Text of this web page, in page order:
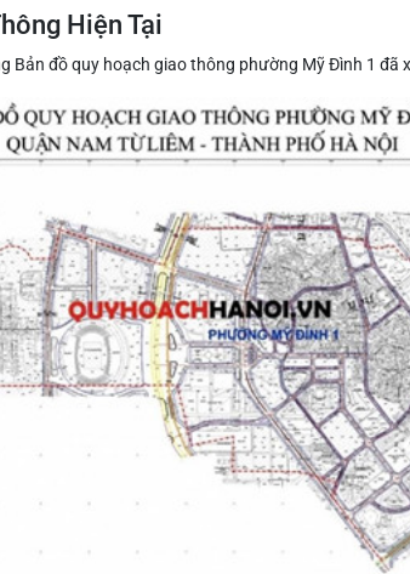
Hiện Tại
Bản đồ quy hoạch giao thông phường Mỹ Đình 1 đã